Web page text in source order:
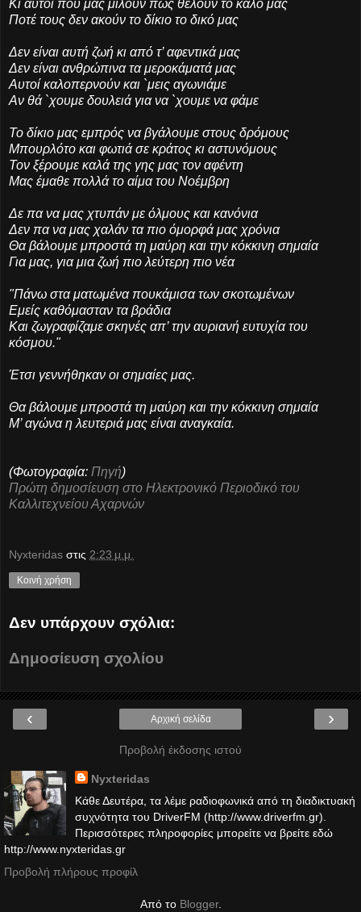
Κι αυτοί που μας μιλούν πως θέλουν το καλό μας
Ποτέ τους δεν ακούν το δίκιο το δικό μας
Δεν είναι αυτή ζωή κι από τ’ αφεντικά μας
Δεν είναι ανθρώπινα τα μεροκάματά μας
Αυτοί καλοπερνούν και `μεις αγωνιάμε
Αν θά `χουμε δουλειά για να `χουμε να φάμε
Το δίκιο μας εμπρός να βγάλουμε στους δρόμους
Μπουρλότο και φωτιά σε κράτος κι αστυνόμους
Τον ξέρουμε καλά της γης μας τον αφέντη
Μας έμαθε πολλά το αίμα του Νοέμβρη
Δε πα να μας χτυπάν με όλμους και κανόνια
Δεν πα να μας χαλάν τα πιο όμορφά μας χρόνια
Θα βάλουμε μπροστά τη μαύρη και την κόκκινη σημαία
Για μας, για μια ζωή πιο λεύτερη πιο νέα
"Πάνω στα ματωμένα πουκάμισα των σκοτωμένων
Εμείς καθόμασταν τα βράδια
Και ζωγραφίζαμε σκηνές απ’ την αυριανή ευτυχία του
κόσμου."
Έτσι γεννήθηκαν οι σημαίες μας.
Θα βάλουμε μπροστά τη μαύρη και την κόκκινη σημαία
Μ’ αγώνα η λευτεριά μας είναι αναγκαία.
(Φωτογραφία: Πηγή)
Πρώτη δημοσίευση στο Ηλεκτρονικό Περιοδικό του
Καλλιτεχνείου Αχαρνών
Nyxteridas στις 2:23 μ.μ.
Κοινή χρήση
Δεν υπάρχουν σχόλια:
Δημοσίευση σχολίου
‹ ›
Αρχική σελίδα
Προβολή έκδοσης ιστού
Nyxteridas
Κάθε Δευτέρα, τα λέμε ραδιοφωνικά από τη διαδικτυακή
συχνότητα του DriverFM (http://www.driverfm.gr).
Περισσότερες πληροφορίες μπορείτε να βρείτε εδώ
http://www.nyxteridas.gr
Προβολή πλήρους προφίλ
Από το Blogger.